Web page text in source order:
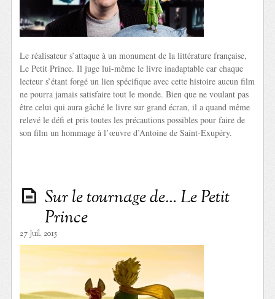
Le réalisateur s’attaque à un monument de la littérature française,
Le Petit Prince. Il juge lui-même le livre inadaptable car chaque
lecteur s’étant forgé un lien spécifique avec cette histoire aucun film
ne pourra jamais satisfaire tout le monde. Bien que ne voulant pas
être celui qui aura gâché le livre sur grand écran, il a quand même
relevé le défi et pris toutes les précautions possibles pour faire de
son film un hommage à l’œuvre d’Antoine de Saint-Exupéry.
Sur le tournage de… Le Petit
Prince
27 Juil. 2015